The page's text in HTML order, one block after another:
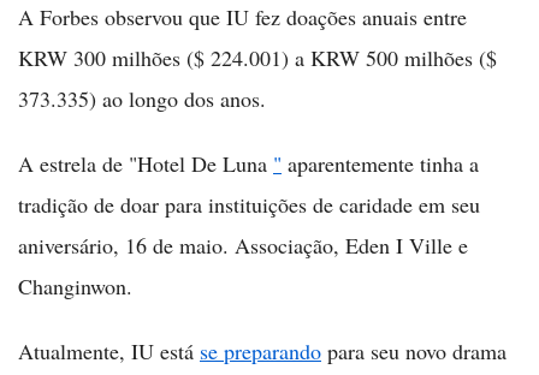
A Forbes observou que IU fez doações anuais entre
KRW 300 milhões ($ 224.001) a KRW 500 milhões ($
373.335) ao longo dos anos.
A estrela de "Hotel De Luna " aparentemente tinha a
tradição de doar para instituições de caridade em seu
aniversário, 16 de maio. Associação, Eden I Ville e
Changinwon.
Atualmente, IU está se preparando para seu novo drama